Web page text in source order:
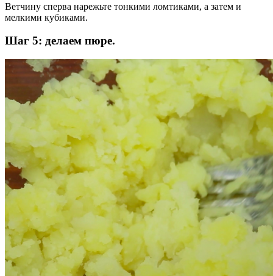
Ветчину сперва нарежьте тонкими ломтиками, а затем и
мелкими кубиками.
Шаг 5: делаем пюре.